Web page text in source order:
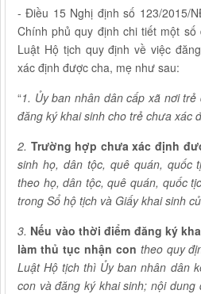
- Điều 15 Nghị định số 123/2015/
Chính phủ quy định chi tiết một
Luật Hộ tịch quy định về việc
xác định được cha, mẹ như sau:
“1. Ủy ban nhân dân cấp xã nơi
đăng ký khai sinh cho trẻ chưa xác
2. Trường hợp chưa xác định
sinh họ, dân tộc, quê quán, quốc
theo họ, dân tộc, quê quán, quốc
trong Sổ hộ tịch và Giấy khai sinh
3. Nếu vào thời điểm đăng ký
làm thủ tục nhận con theo quy
Luật Hộ tịchthì Ủy ban nhân dân
con và đăng ký khai sinh; nội